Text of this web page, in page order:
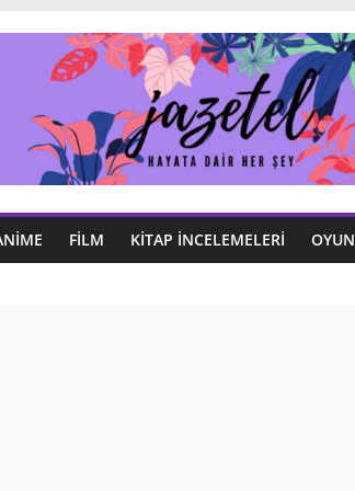
FILM KITAP İNCELEMELERI OYUN